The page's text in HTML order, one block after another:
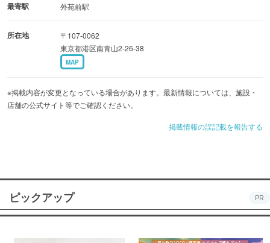
最寄駅 外苑前駅
所在地
〒107-0062
東京都港区南青山2-26-38
MAP
※掲載内容が変更となっている場合があります。最新情報については、施設・
店舗の公式サイト等でご確認ください。
掲載情報の誤記載を報告する
ピックアップ PR